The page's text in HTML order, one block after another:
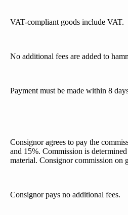
VAT-compliant goods include VAT.
No additional fees are added to
Payment must be made within 8
Consignor agrees to pay the
and 15%. Commission is
material. Consignor commission on
Consignor pays no additional fees.